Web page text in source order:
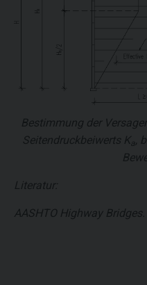
Bestimmung der
Seitendruckbeiwerts K a ,
Literatur:
AASHTO Highway Bridges.